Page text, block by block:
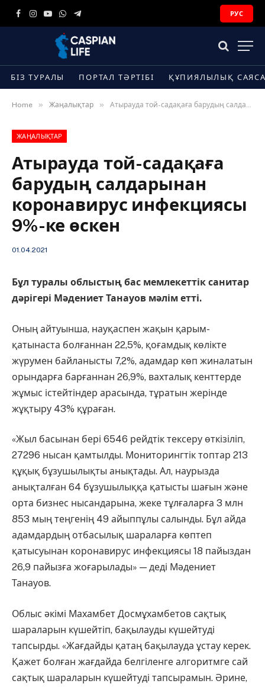
Facebook
Instagram
YouTube
WhatsApp
Telegram
РУС
БІЗ ТУРАЛЫ ПОРТАЛ ТӘРТІБІ ҚҰПИЯЛЫЛЫҚ
Home » Жаңалықтар » Атырауда той-садақаға барудың салдарынан коронавирус инфекциясы 9%-ке өскен
ЖАҢАЛЫҚТАР
Атырауда той-садақаға
барудың салдарынан
коронавирус инфекциясы
9%-ке өскен
01.04.2021
Бұл туралы облыстың бас мемлекеттік санитар
дәрігері Мәдениет Танауов мәлім етті.
Оның айтуынша, науқаспен жақын қарым-
қатынаста болғаннан 22,5%, қоғамдық көлікте
жүрумен байланысты 7,2%, адамдар көп жиналатын
орындарға барғаннан 26,9%, вахталық кенттерде
жұмыс істейтіндер арасында, тұратын жерінде
жұқтыру 43% құраған.
«Жыл басынан бері 6546 рейдтік тексеру өткізіліп,
27296 нысан қамтылды. Мониторингтік топтар 213
құқық бұзушылықты анықтады. Ал, наурызда
анықталған 64 бұзушылыққа қатысты шағын және
орта бизнес нысандарына, жеке тұлғаларға 3 млн
853 мың теңгенің 49 айыппұлы салынды. Бұл айда
адамдардың отбасылық шараларға көптеп
қатысуынан коронавирус инфекциясы 18 пайыздан
26,9 пайызға жоғарылады» — деді Мәдениет
Танауов.
Облыс әкімі Махамбет Досмұхамбетов сақтық
шараларын күшейтіп, бақылауды күшейтуді
тапсырды. «Жағдайды қатаң бақылауда ұстау керек.
Қажет болған жағдайда белгіленге алгоритмге сай
сақтық шараларын күшейтуді тапсырамын. Әрине,